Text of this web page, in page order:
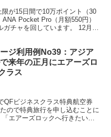
が15日間で10万ポイント（30
Pocket Pro（月額550円）
チャを回しています。 12月13
ジ利用例No39：アジア
来年の正月にエアーズロ
ラス
QFビジネスクラス特典航空券
ので特典旅行を申し込むことに
エアーズロックへ行きたい」